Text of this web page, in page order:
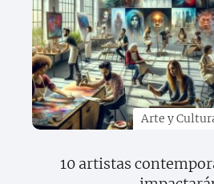
Arte y
10 artistas